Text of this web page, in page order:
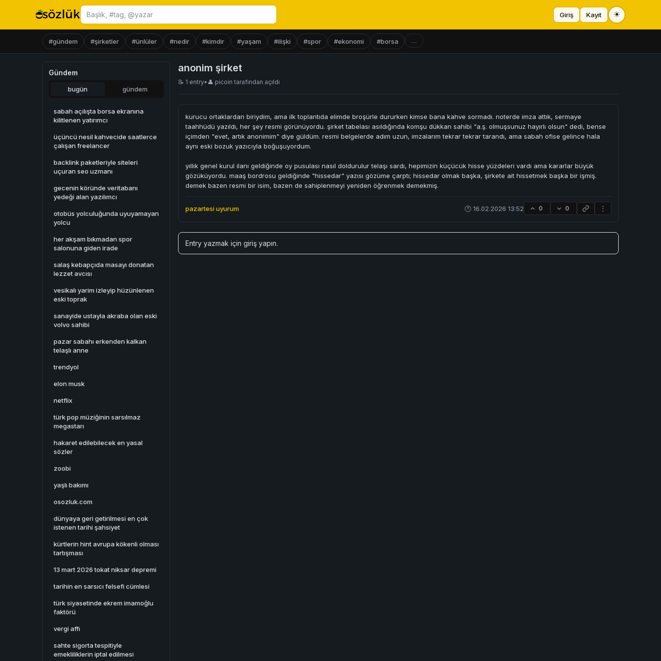
Başlık ara
Giriş Kayıt ☀
#gündem #şirketler #ünlüler #nedir #kimdir #yaşam #ilişki #spor #ekonomi #borsa ...
Gündem
bugün gündem
sabah açılışta borsa ekranına
kilitlenen yatırımcı
üçüncü nesil kahvecide saatlerce
çalışan freelancer
backlink paketleriyle siteleri
uçuran seo uzmanı
gecenin köründe veritabanı
yedeği alan yazılımcı
otobüs yolculuğunda uyuyamayan
yolcu
her akşam bıkmadan spor
salonuna giden irade
salaş kebapçıda masayı donatan
lezzet avcısı
vesikalı yarim izleyip hüzünlenen
eski toprak
sanayide ustayla akraba olan eski
volvo sahibi
pazar sabahı erkenden kalkan
telaşlı anne
trendyol
elon musk
netflix
türk pop müziğinin sarsılmaz
megastarı
hakaret edilebilecek en yasal
sözler
zoobi
yaşlı bakımı
osozluk.com
dünyaya geri getirilmesi en çok
istenen tarihi şahsiyet
kürtlerin hint avrupa kökenli olması
tartışması
13 mart 2026 tokat niksar depremi
tarihin en sarsıcı felsefi cümlesi
türk siyasetinde ekrem imamoğlu
faktörü
vergi affı
sahte sigorta tespitiyle
emekliliklerin iptal edilmesi
anonim şirket
📝 1 entry• 👤 picoin tarafından açıldı
kurucu ortaklardan biriydim, ama ilk toplantıda elimde broşürle dururken kimse bana kahve sormadı. noterde imza attık, sermaye
taahhüdü yazıldı, her şey resmi görünüyordu. şirket tabelası asıldığında komşu dükkan sahibi "a.ş. olmuşsunuz hayırlı olsun" dedi, bense
içimden "evet, artık anonimim" diye güldüm. resmi belgelerde adım uzun, imzalarım tekrar tekrar tarandı, ama sabah ofise gelince hala
aynı eski bozuk yazıcıyla boğuşuyordum.
yıllık genel kurul ilanı geldiğinde oy pusulası nasıl doldurulur telaşı sardı, hepimizin küçücük hisse yüzdeleri vardı ama kararlar büyük
gözüküyordu. maaş bordrosu geldiğinde "hissedar" yazısı gözüme çarptı; hissedar olmak başka, şirkete ait hissetmek başka bir işmiş.
demek bazen resmi bir isim, bazen de sahiplenmeyi yeniden öğrenmek demekmiş.
pazartesi uyurum 🕐 16.02.2026 13:52 0 0 ⋮
Entry yazmak için giriş yapın.